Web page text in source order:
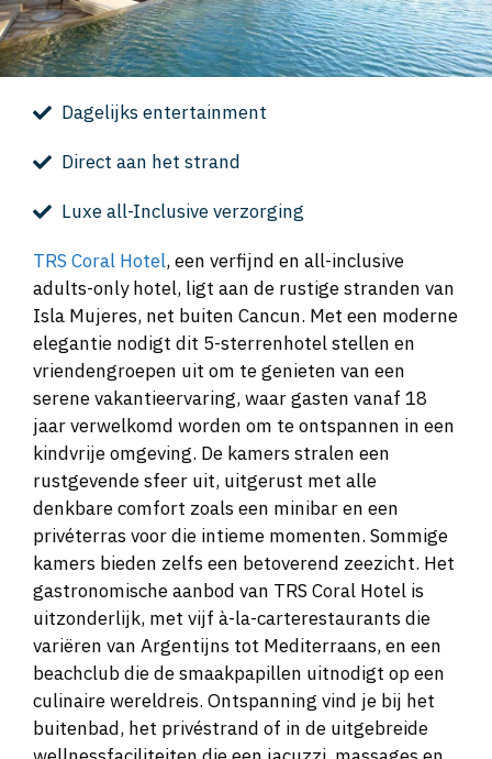
Dagelijks entertainment
Direct aan het strand
Luxe all-Inclusive verzorging
TRS Coral Hotel, een verfijnd en all-inclusive
adults-only hotel, ligt aan de rustige stranden van
Isla Mujeres, net buiten Cancun. Met een moderne
elegantie nodigt dit 5-sterrenhotel stellen en
vriendengroepen uit om te genieten van een
serene vakantieervaring, waar gasten vanaf 18
jaar verwelkomd worden om te ontspannen in een
kindvrije omgeving. De kamers stralen een
rustgevende sfeer uit, uitgerust met alle
denkbare comfort zoals een minibar en een
privéterras voor die intieme momenten. Sommige
kamers bieden zelfs een betoverend zeezicht. Het
gastronomische aanbod van TRS Coral Hotel is
uitzonderlijk, met vijf à-la-carterestaurants die
variëren van Argentijns tot Mediterraans, en een
beachclub die de smaakpapillen uitnodigt op een
culinaire wereldreis. Ontspanning vind je bij het
buitenbad, het privéstrand of in de uitgebreide